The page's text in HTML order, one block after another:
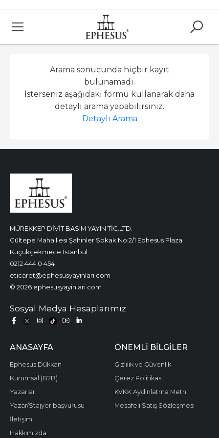
Arama sonucunda hiçbir kayıt
bulunamadı.
İsterseniz aşağıdaki formu kullanarak daha
detaylı arama yapabilirsiniz.
Detaylı Arama
MÜREKKEP DİVİT BASIM YAYIN TİC.LTD.
Gültepe Mahalllesi Şahinler Sokak No:2/1 Ephesus Plaza
Küçükçekmece İstanbul
0212 444 0 454
eticaret@ephesusyayinlari.com
© 2026 ephesusyayinlari.com
Sosyal Medya Hesaplarımız
ANASAYFA
Ephesus Dükkan
Kurumsal (B2B)
Yazarlar
Yazar/Stajyer başvurusu
İletişim
Hakkımızda
ÖNEMLI BILGILER
Gizlilik ve Güvenlik
Çerez Politikası
KVKK Aydınlatma Metni
Mesafeli Satış Sözleşmesi